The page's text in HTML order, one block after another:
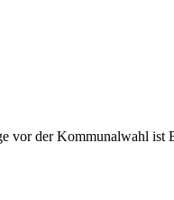
vor der Kommunalwahl ist